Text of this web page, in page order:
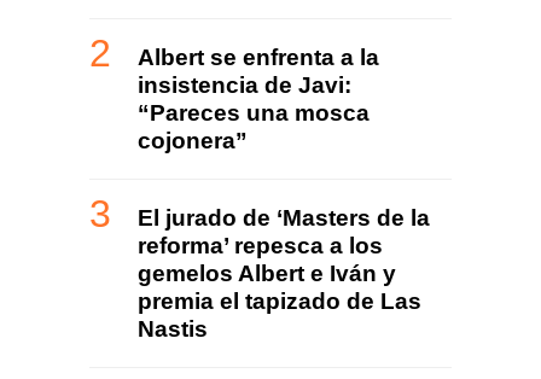
Albert se enfrenta a la
insistencia de Javi:
“Pareces una mosca
cojonera”
El jurado de ‘Masters de la
reforma’ repesca a los
gemelos Albert e Iván y
premia el tapizado de Las
Nastis